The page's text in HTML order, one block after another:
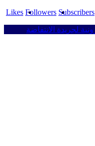
Likes Followers Subscribers